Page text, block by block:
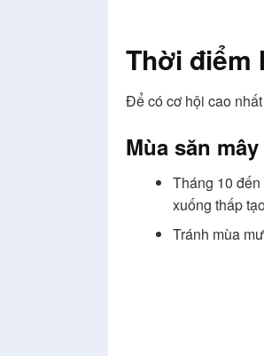
Thời điểm
Để có cơ hội cao
Mùa săn mây
Tháng 10
xuống thấp
Tránh mùa